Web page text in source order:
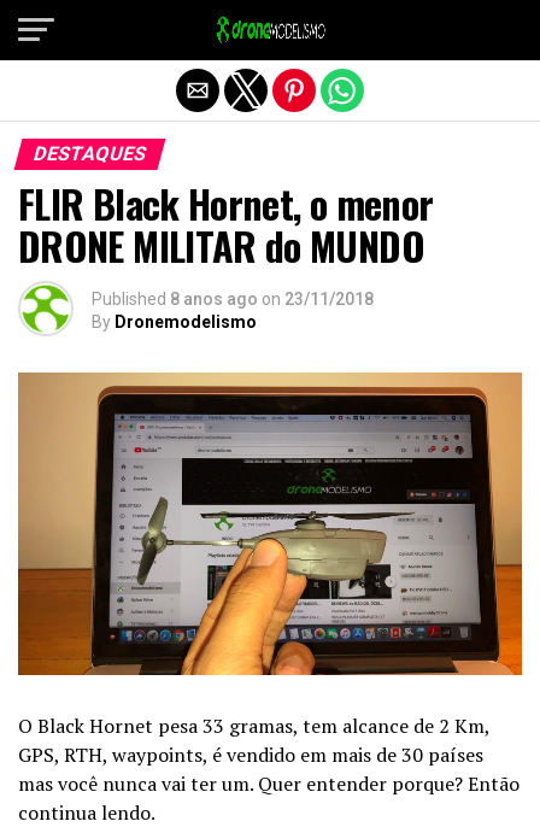
DESTAQUES
FLIR Black Hornet, o menor
DRONE MILITAR do MUNDO
Published 8 anos ago on 23/11/2018
By Dronemodelismo
O Black Hornet pesa 33 gramas, tem alcance de 2 Km,
GPS, RTH, waypoints, é vendido em mais de 30 países
mas você nunca vai ter um. Quer entender porque? Então
continua lendo.
Sair da versão mobile